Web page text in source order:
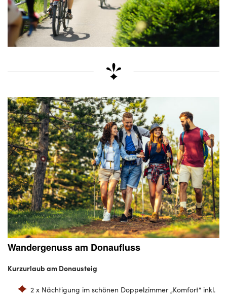
Wandergenuss am Donaufluss
Kurzurlaub am Donausteig
2 x Nächtigung im schönen Doppelzimmer „Komfort“ inkl.